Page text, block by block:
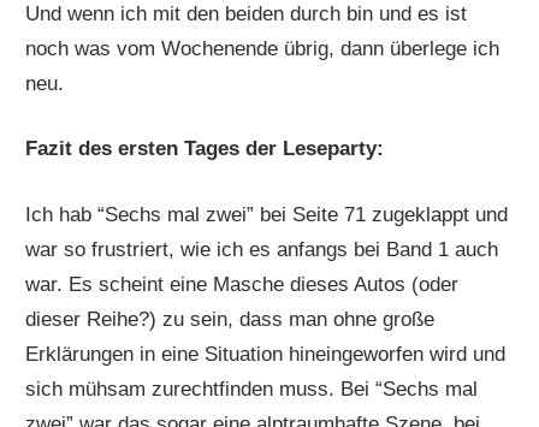
Und wenn ich mit den beiden durch bin und es ist
noch was vom Wochenende übrig, dann überlege ich
neu.
Fazit des ersten Tages der Leseparty:
Ich hab “Sechs mal zwei” bei Seite 71 zugeklappt und
war so frustriert, wie ich es anfangs bei Band 1 auch
war. Es scheint eine Masche dieses Autos (oder
dieser Reihe?) zu sein, dass man ohne große
Erklärungen in eine Situation hineingeworfen wird und
sich mühsam zurechtfinden muss. Bei “Sechs mal